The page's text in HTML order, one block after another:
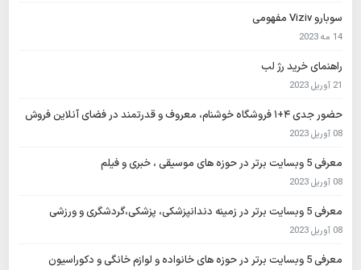
سوبارو Viziv مفهومی
14 مه 2023
راهنمای خرید رژ لب
21 آوریل 2023
حضور جدی ۴+۱ فروشگاه خوشنام، معروف و قدرتمند در فضای آنلاین فروش
08 آوریل 2023
معرفی 5 وبسایت برتر در حوزه های موسیقی ، خبری و فیلم
08 آوریل 2023
معرفی 5 وبسایت برتر در زمینه دندانپزشکی، پزشکی،گردشگری و ورزشی
08 آوریل 2023
معرفی 5 وبسایت برتر در حوزه های خانواده و لوازم خانگی و دکوراسیون